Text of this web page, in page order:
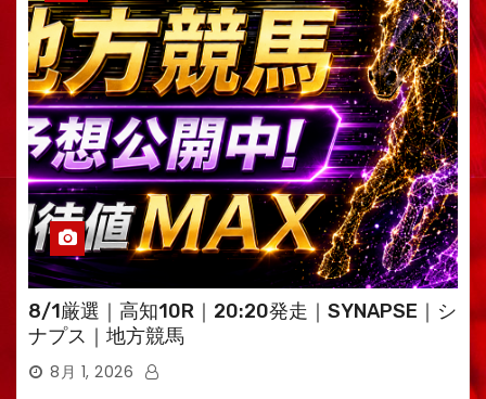
8/1厳選｜高知10R｜20:20発走｜SYNAPSE｜シ
ナプス｜地方競馬
8月 1, 2026